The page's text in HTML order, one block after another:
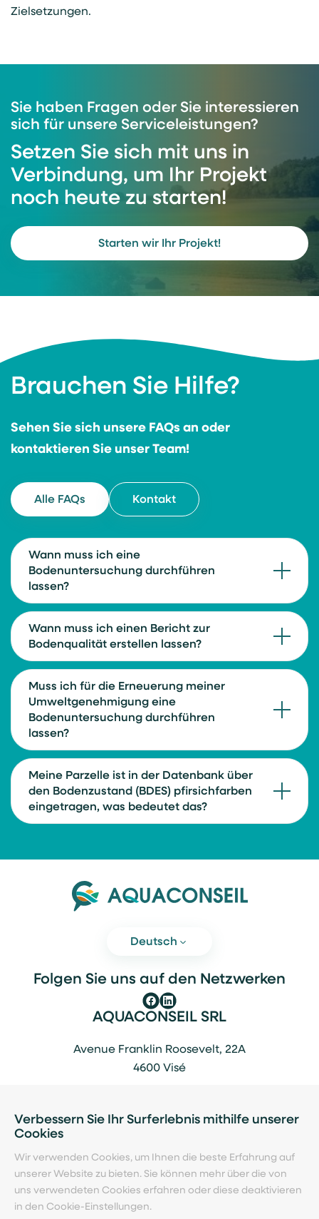
Zielsetzungen.
Sie haben Fragen oder Sie interessieren
sich für unsere Serviceleistungen?
Setzen Sie sich mit uns in
Verbindung, um Ihr Projekt
noch heute zu starten!
Starten wir Ihr Projekt!
Brauchen Sie Hilfe?
Sehen Sie sich unsere FAQs an oder
kontaktieren Sie unser Team!
Alle FAQs Kontakt
Wann muss ich eine
Bodenuntersuchung durchführen
lassen?
Wann muss ich einen Bericht zur
Bodenqualität erstellen lassen?
Muss ich für die Erneuerung meiner
Umweltgenehmigung eine
Bodenuntersuchung durchführen
lassen?
Meine Parzelle ist in der Datenbank über
den Bodenzustand (BDES) pfirsichfarben
eingetragen, was bedeutet das?
Deutsch
Folgen Sie uns auf den Netzwerken
AQUACONSEIL SRL
Avenue Franklin Roosevelt, 22A
4600 Visé
TVA: BE0472694163
Kontakt
Verbessern Sie Ihr Surferlebnis mithilfe unserer
Cookies
Wir verwenden Cookies, um Ihnen die beste Erfahrung auf
unserer Website zu bieten. Sie können mehr über die von
uns verwendeten Cookies erfahren oder diese deaktivieren
in den Cookie-Einstellungen.